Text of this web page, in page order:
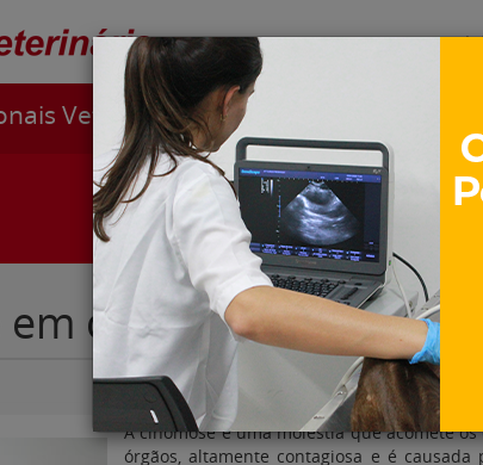
Veterinários
Caprinos e ovinos
Curiosidades
Cursos e Eventos
cães
A cinomose é uma moléstia que acomete os
órgãos, altamente contagiosa e é